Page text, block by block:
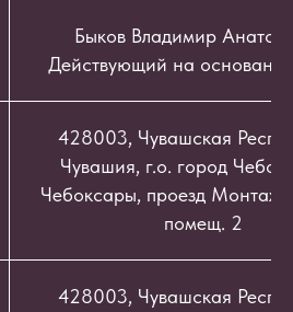
Быков Владимир
Действующий на
428003, Чувашская
Чувашия, г.о. город
Чебоксары, проезд
помещ. 2
428003, Чувашская